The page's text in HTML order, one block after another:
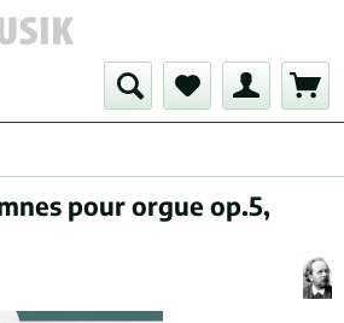
pour orgue op.5,